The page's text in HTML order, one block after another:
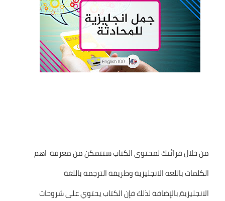
من خلال قرائتك لمحتوى الكتاب ستتمكن من معرفة اهم
الكلمات باللغة الانجليزية وطريقة الترجمة باللغة
الانجليزية،بالإضافة لذلك فإن الكتاب يحتوي على شروحات